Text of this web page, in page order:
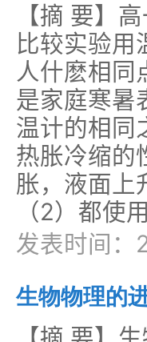
【摘 要】
比较实验
人什麽相同
是家庭寒暑
温计的相同
热胀冷缩的
胀，液面上
（2）都使
发表时间
生物物理的